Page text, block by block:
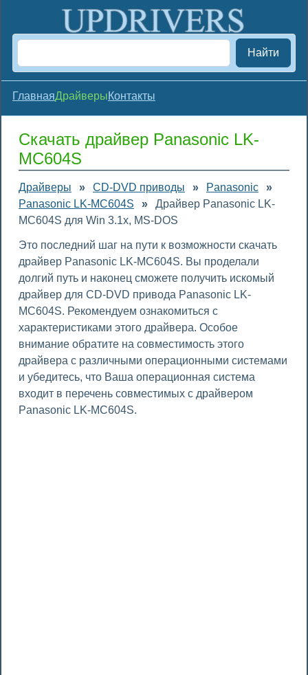
Найти
ГлавнаяДрайверыКонтакты
Скачать драйвер Panasonic LK-
MC604S
Драйверы » CD-DVD приводы » Panasonic
»
Panasonic LK-MC604S
»
Драйвер Panasonic LK-
MC604S для Win 3.1x, MS-DOS
Это последний шаг на пути к возможности скачать
драйвер Panasonic LK-MC604S. Вы проделали
долгий путь и наконец сможете получить искомый
драйвер для CD-DVD привода Panasonic LK-
MC604S. Рекомендуем ознакомиться с
характеристиками этого драйвера. Особое
внимание обратите на совместимость этого
драйвера с различными операционными системами
и убедитесь, что Ваша операционная система
входит в перечень совместимых с драйвером
Panasonic LK-MC604S.